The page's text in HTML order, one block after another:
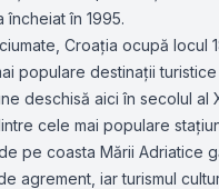
în 1995.
Croația ocupă locul
populare destinații turistice
deschisă aici în secolul al
cele mai populare
pe coasta Mării Adriatice
agrement, iar turismul